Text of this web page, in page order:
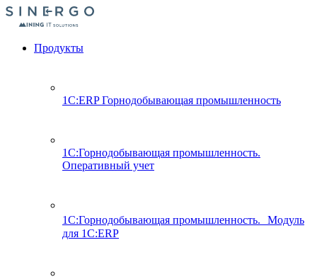
Продукты
1С:ERP Горнодобывающая промышленность
1С:Горнодобывающая промышленность.
Оперативный учет
1С:Горнодобывающая промышленность. Модуль
для 1С:ERP